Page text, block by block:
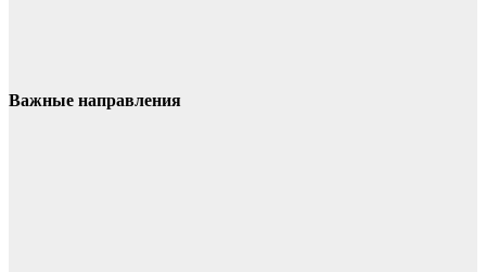
Важные направления